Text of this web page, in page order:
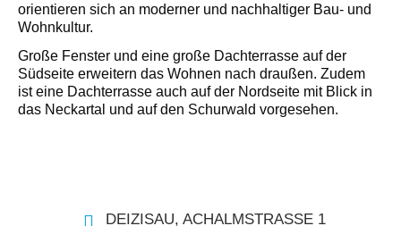
orientieren sich an moder­ner und nachhaltiger Bau- und
Wohnkultur.
Große Fens­ter und eine große Dachterrasse auf der
Südseite erwei­tern das Wohnen nach draußen. Zudem
ist eine Dachter­rasse auch auf der Nordseite mit Blick in
das Neckartal und auf den Schurwald vorgesehen.
DEIZISAU, ACHALMSTRASSE 1